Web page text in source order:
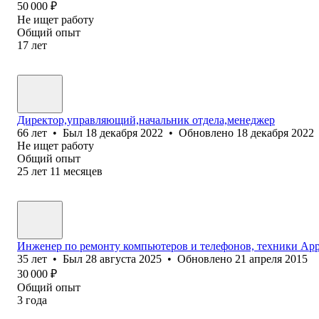
50 000 ₽
Не ищет работу
Общий опыт
17 лет
Директор,управляющий,начальник отдела,менеджер
66 лет • Был 18 декабря 2022 • Обновлено 18 декабря 2022
Не ищет работу
Общий опыт
25 лет 11 месяцев
Инженер по ремонту компьютеров и телефонов, техники
35 лет • Был 28 августа 2025 • Обновлено 21 апреля 2015
30 000 ₽
Общий опыт
3 года